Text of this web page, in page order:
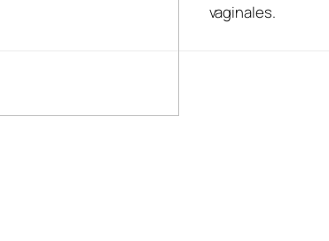
vaginales.